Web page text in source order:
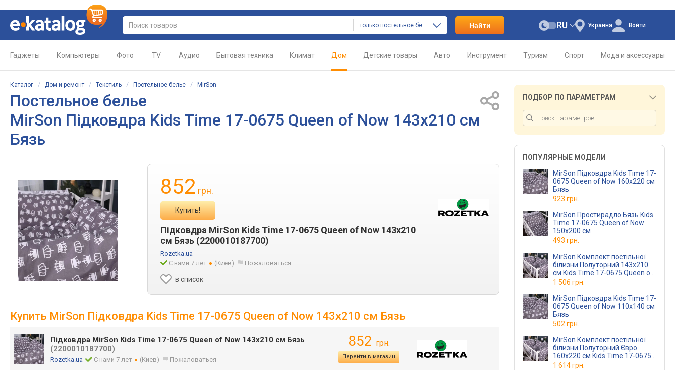
только постельное белье Найти Украина
RU Войти
Гаджеты Компьютеры Фото TV Аудио Бытовая техника Климат Дом Детские товары Авто Инструмент Туризм Спорт Мода и аксессуары
Каталог / Дом и ремонт / Текстиль / Постельное белье / MirSon
Постельное белье
MirSon Підковдра Kids Time 17-0675 Queen of Now 143х210 см
Бязь
852 грн.
Купить!
Підковдра MirSon Kids Time 17-0675 Queen of Now 143х210
см Бязь (2200010187700)
Rozetka.ua
С нами 7 лет
(Киев) Пожаловаться
в список
Купить MirSon Підковдра Kids Time 17-0675 Queen of Now 143х210 см Бязь
Підковдра MirSon Kids Time 17-0675 Queen of Now 143х210 см Бязь
(2200010187700)
Rozetka.ua С нами 7 лет (Киев) Пожаловаться
852 грн.
Перейти в магазин
ПОДБОР ПО ПАРАМЕТРАМ
ПОПУЛЯРНЫЕ МОДЕЛИ
MirSon Підковдра Kids Time 17-
0675 Queen of Now 160х220 см
Бязь
923 грн.
MirSon Простирадло Бязь Kids
Time 17-0675 Queen of Now
150х200 см
493 грн.
MirSon Комплект постільної
білизни Полуторний 143x210
см Kids Time 17-0675 Queen of
Now Бязь
1 506 грн.
MirSon Підковдра Kids Time 17-
0675 Queen of Now 110х140 см
Бязь
502 грн.
MirSon Комплект постільної
білизни Полуторний Євро
160x220 см Kids Time 17-0675
Queen of Now Бязь
1 614 грн.